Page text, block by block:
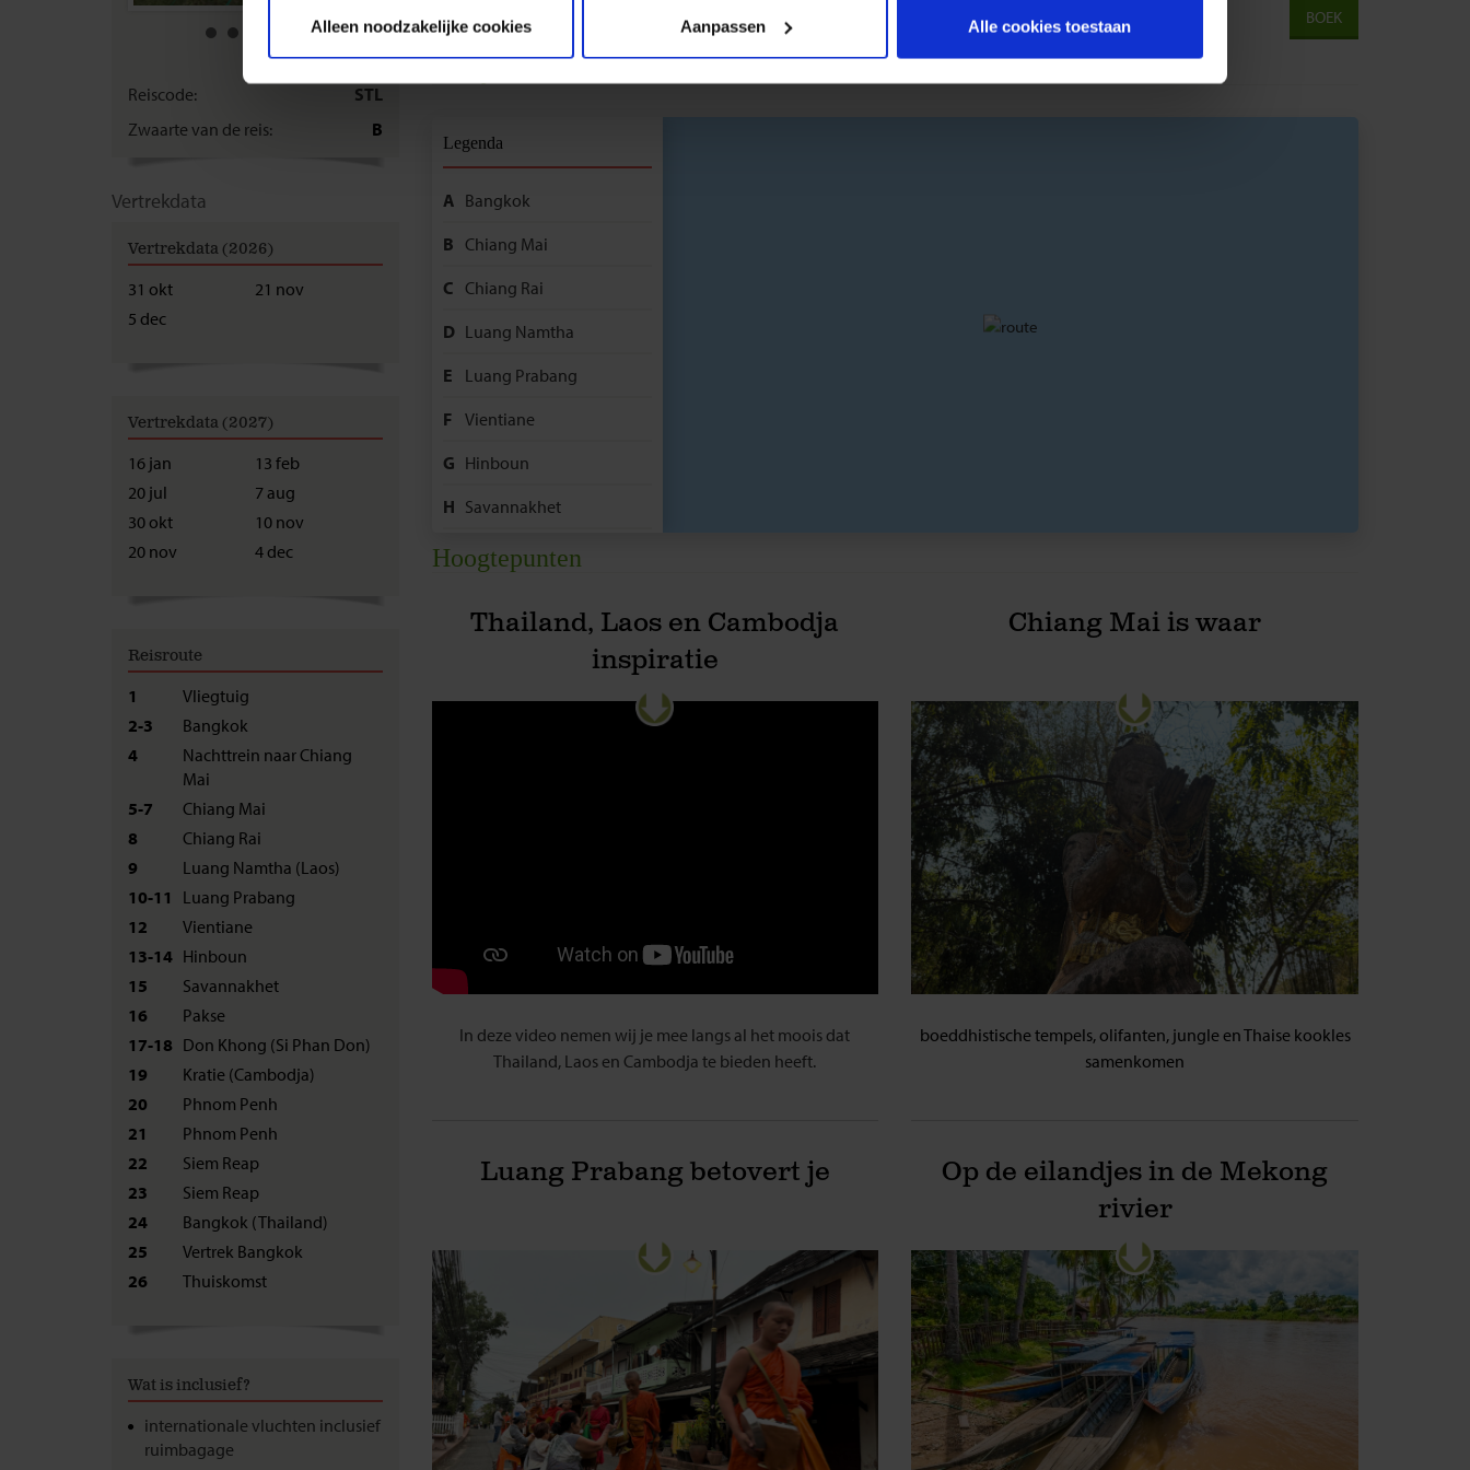
Alleen noodzakelijke cookies
Aanpassen Alle cookies toestaan
Reiscode:
STL
Zwaarte van de reis:
B
Vertrekdata
Vertrekdata (2026)
31 okt
21 nov
5 dec
Vertrekdata (2027)
16 jan
13 feb
20 jul
7 aug
30 okt
10 nov
20 nov
4 dec
Reisroute
1
Vliegtuig
2-3
Bangkok
4
Nachttrein naar Chiang
Mai
5-7
Chiang Mai
8
Chiang Rai
9
Luang Namtha (Laos)
10-11
Luang Prabang
12
Vientiane
13-14 Hinboun
15
Savannakhet
16
Pakse
17-18 Don Khong (Si Phan Don)
19
Kratie (Cambodja)
20
Phnom Penh
21
Phnom Penh
22
Siem Reap
23
Siem Reap
24
Bangkok (Thailand)
25
Vertrek Bangkok
26
Thuiskomst
Wat is inclusief?
internationale vluchten inclusief
ruimbagage
BOEK
Legenda
A Bangkok
B Chiang Mai
C Chiang Rai
D Luang Namtha
E
Luang Prabang
F
Vientiane
G Hinboun
H Savannakhet
I
Pakse
Kratie
Hoogtepunten
Thailand, Laos en Cambodja
inspiratie
In deze video nemen wij je mee langs al het moois dat
Thailand, Laos en Cambodja te bieden heeft.
Chiang Mai is waar
boeddhistische tempels, olifanten, jungle en Thaise kookles
samenkomen
Luang Prabang betovert je
Op de eilandjes in de Mekong
rivier